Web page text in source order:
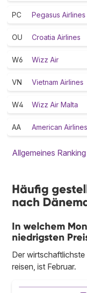
PC Pegasus Airlines
OU Croatia Airlines
W6 Wizz Air
VN Vietnam Airlines
W4 Wizz Air Malta
AA American Airlines
Allgemeines
Häufig
nach
In welchem
niedrigsten
Der
reisen, ist Februar.